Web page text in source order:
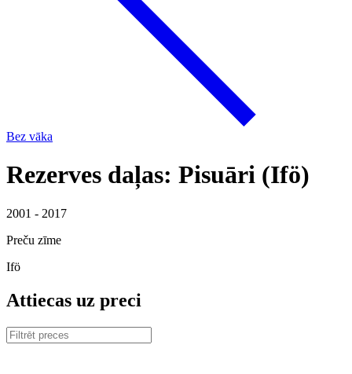
Bez vāka
Rezerves daļas: Pisuāri (Ifö)
2001 - 2017
Preču zīme
Ifö
Attiecas uz preci